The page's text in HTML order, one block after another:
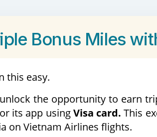
Bonus Miles
this easy.
the opportunity to earn
its app usingVisa card. This
on Vietnam Airlines flights.